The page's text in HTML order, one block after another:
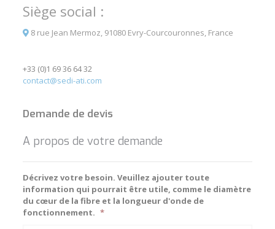
Siège social :
8 rue Jean Mermoz, 91080 Evry-Courcouronnes, France
+33 (0)1 69 36 64 32
contact@sedi-ati.com
Demande de devis
A propos de votre demande
Décrivez votre besoin. Veuillez ajouter toute
information qui pourrait être utile, comme le diamètre
du cœur de la fibre et la longueur d'onde de
fonctionnement. *